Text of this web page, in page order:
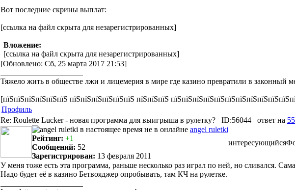
Вот последние скрины выплат:
[ссылка на файл скрыта для незарегистрированных]
Вложение:
[ссылка на файл скрыта для незарегистрированных]
[Обновлено: Сб, 25 марта 2017 21:53]
Тяжело жить в обществе лжи и лицемерия в мире где казино превратили в законный
[пїЅпїЅпїЅпїЅпїЅпїЅ пїЅпїЅпїЅпїЅпїЅпїЅ пїЅпїЅпїЅ
Профиль
Re: Roulette Lucker - новая программа для выигрыша в рулетку?
ID:56044 ответ на
angel ruletki
Рейтинг: +1
Сообщений: 52
Зарегистрирован: 13 февраля 2011
интересующийся
У меня тоже есть эта программа, раньше несколько раз играл по ней, но сливался.
Надо будет её в казино Бетвояджер опробывать, там КЧ на рулетке.